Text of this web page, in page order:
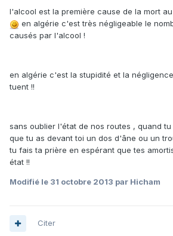
l'alcool est la première cause de la mort au
en algérie c'est très négligeable le
causés par l'alcool !
en algérie c'est la stupidité et la
tuent !!
sans oublier l'état de nos routes , quand tu
que tu as devant toi un dos d'âne ou un
tu fais ta prière en espérant que tes
état !!
Modifié le 31 octobre 2013 par Hicham
Citer